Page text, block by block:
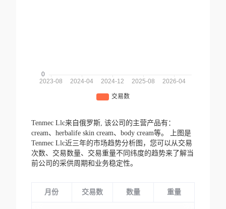
Tenmec Llc来自俄罗斯, 该公司的主营产品有：
cream、herbalife skin cream、body cream等。
上图是
Tenmec Llc近三年的市场趋势分析图，您可以从交易
次数、交易数量、交易重量不同纬度的趋势来了解当
前公司的采供周期和业务稳定性。
月份 交易数 数量 重量